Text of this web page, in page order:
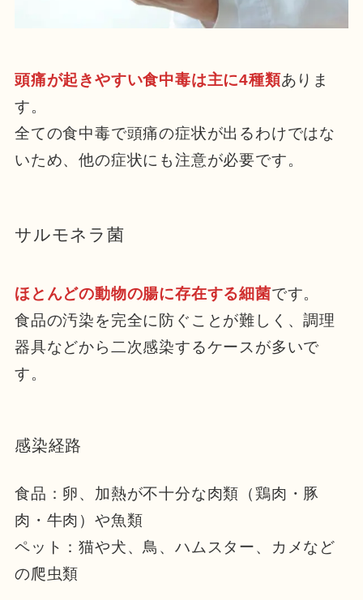
頭痛が起きやすい食中毒は主に4種類ありま
す。
全ての食中毒で頭痛の症状が出るわけではな
いため、他の症状にも注意が必要です。
サルモネラ菌
ほとんどの動物の腸に存在する細菌です。
食品の汚染を完全に防ぐことが難しく、調理
器具などから二次感染するケースが多いで
す。
感染経路
食品：卵、加熱が不十分な肉類（鶏肉・豚
肉・牛肉）や魚類
ペット：猫や犬、鳥、ハムスター、カメなど
の爬虫類